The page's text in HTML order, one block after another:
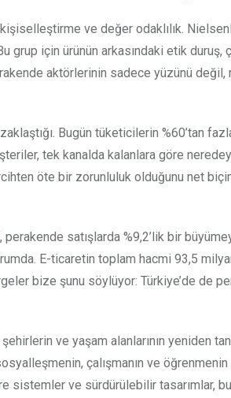
ve değer odaklılık.
grup için ürünün arkasındaki etik duruş,
aktörlerinin sadece yüzünü değil,
Bugün tüketicilerin %60’tan
tek kanalda kalanlara göre
öte bir zorunluluk olduğunu net
satışlarda %9,2’lik bir
E-ticaretin toplam hacmi 93,5
bize şunu söylüyor: Türkiye’de de
ve yaşam alanlarının yeniden
çalışmanın ve öğrenmenin
sistemler ve sürdürülebilir tasarımlar,